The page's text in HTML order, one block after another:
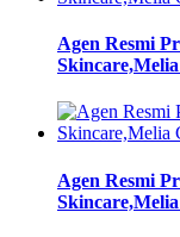
Agen Resmi
Agen Resmi